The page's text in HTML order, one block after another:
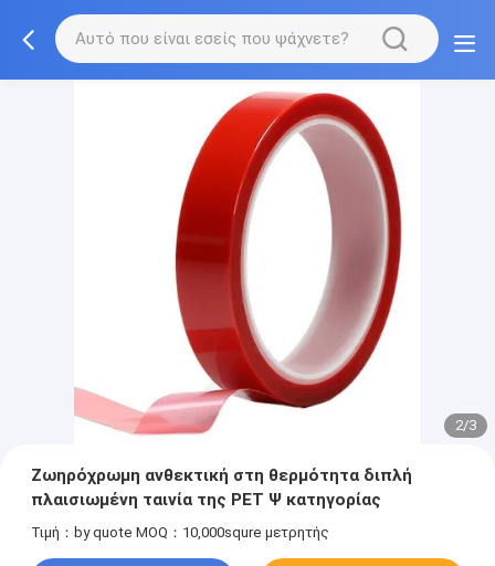
2/3
Ζωηρόχρωμη ανθεκτική στη θερμότητα διπλή
πλαισιωμένη ταινία της PET Ψ κατηγορίας
Τιμή：by quote MOQ：10,000squre μετρητής